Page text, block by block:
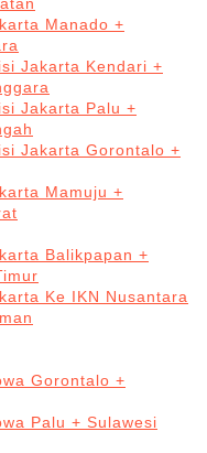
Manado +
Jakarta Kendari +
Jakarta Palu +
Jakarta Gorontalo +
Mamuju +
Balikpapan +
Ke IKN Nusantara
Gorontalo +
Palu + Sulawesi